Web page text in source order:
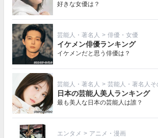
好きな女優は？
芸能人・著名人 > 俳優・女優
イケメン俳優ランキング
イケメンだと思う俳優は？
芸能人・著名人 > 芸能人・著名人そ
日本の芸能人美人ランキング
最も美人な日本の芸能人は誰？
エンタメ > アニメ・漫画